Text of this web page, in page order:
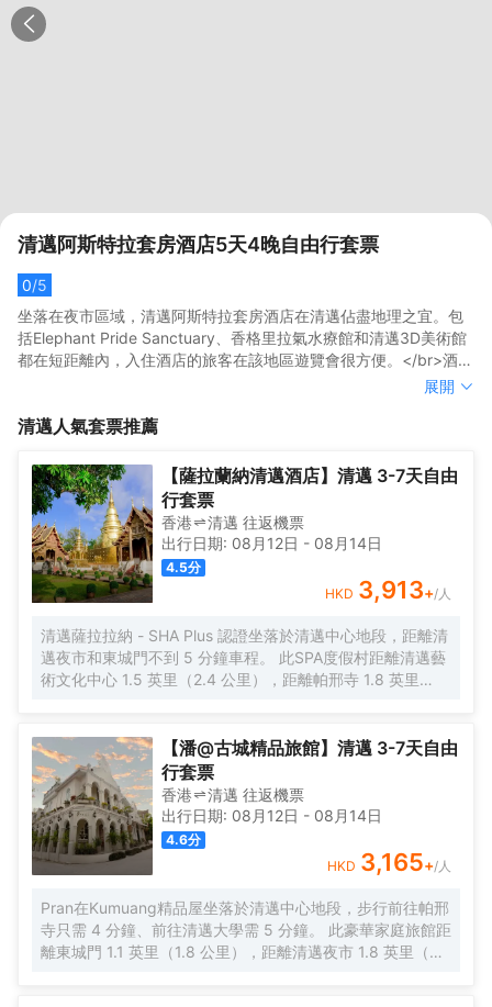
清邁阿斯特拉套房酒店5天4晚自由行套票
0/5
坐落在夜市區域，清邁阿斯特拉套房酒店在清邁佔盡地理之宜。包
括Elephant Pride Sanctuary、香格里拉氣水療館和清邁3D美術館
都在短距離內，入住酒店的旅客在該地區遊覽會很方便。</br>酒店
對客房的裝飾十分考究，每間設施齊全的客房都配備有熨衣設備、
感舒適。浴室內提供拖鞋和吹風機，讓您感受到賓至如歸的享受。
酒店設有會議廳和商務中心，為旅客提供高品質的商務服務。提供
乾洗服務，為您的旅途省心。
坐落在夜市區域，清邁阿斯特拉套房酒店在清邁佔盡地理之宜。包
都在短距離內，入住酒店的旅客在該地區遊覽會很方便。</br>酒店
空調和衣櫃/衣櫥。電熱水壺可供使用，便捷的客房設施定能讓您倍
感舒適。浴室內提供拖鞋和吹風機，讓您感受到賓至如歸的享受。
</br>室外泳池讓閒暇時間更加充實，按摩室讓悠閒時光更加完美。
酒店設有會議廳和商務中心，為旅客提供高品質的商務服務。提供
乾洗服務，為您的旅途省心。
展開
清邁人氣套票推薦
【薩拉蘭納清邁酒店】清邁 3-7天自由
行套票
香港 清邁 往返機票
出行日期: 08月12日 - 08月14日
4.5分
HKD 3,913+/人
清邁薩拉拉納 - SHA Plus 認證坐落於清邁中心地段，距離清
邁夜市和東城門不到 5 分鐘車程。 此SPA度假村距離清邁藝
術文化中心 1.5 英里（2.4 公里），距離帕邢寺 1.8 英里
WiFi、禮賓服務和宴會廳。 您可以到餐廳享用一頓美餐，也
可以待在房間裏，享受度假村的部分時段客房送餐服務。在
忙碌的一天後，不妨去酒吧/酒廊輕鬆一下。每天 7:00 至
11:00 提供收費的全套早餐。 特色服務/設施包括豪華轎車或
公務車服務、電腦站點和大堂免費報紙。酒店提供免費自助
停車。 有 15 間空調客房提供迷你吧和DVD 播放器；您定能
在旅途中找到家的舒適。帶有衞星頻道的平板電視可滿足您
的娛樂需求；同時提供免費無線網絡，方便您與朋友保持聯
繫。私人浴室提供免費洗浴用品和吹風機。便利設施包括電
話，以及保險箱和書桌。
【潘@古城精品旅館】清邁 3-7天自由
行套票
香港 清邁 往返機票
出行日期: 08月12日 - 08月14日
4.6分
HKD 3,165+/人
Pran在Kumuang精品屋坐落於清邁中心地段，步行前往帕邢
寺只需 4 分鐘、前往清邁大學需 5 分鐘。 此豪華家庭旅館距
離東城門 1.1 英里（1.8 公里），距離清邁夜市 1.8 英里（3